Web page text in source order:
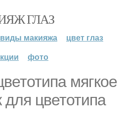
ГЛАЗ
виды макияжа
цвет глаз
фото
мягкое
цветотипа